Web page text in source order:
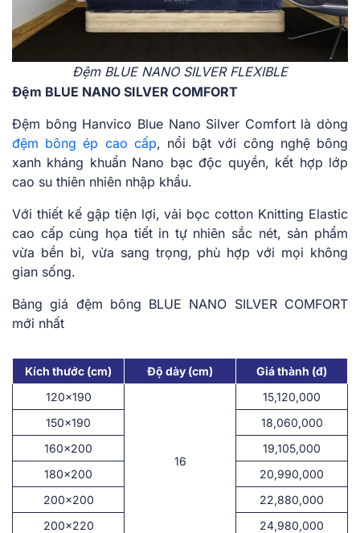
Đệm BLUE NANO SILVER FLEXIBLE
Đệm BLUE NANO SILVER COMFORT
Đệm bông Hanvico Blue Nano Silver Comfort là dòng
đệm bông ép cao cấp, nổi bật với công nghệ bông
xanh kháng khuẩn Nano bạc độc quyền, kết hợp lớp
cao su thiên nhiên nhập khẩu.
Với thiết kế gập tiện lợi, vải bọc cotton Knitting Elastic
cao cấp cùng họa tiết in tự nhiên sắc nét, sản phẩm
vừa bền bỉ, vừa sang trọng, phù hợp với mọi không
gian sống.
Bảng giá đệm bông BLUE NANO SILVER COMFORT
mới nhất
Kích thước (cm) Độ dày (cm)
Giá thành (đ)
120×190
16
15,120,000
150×190
18,060,000
160×200
19,105,000
180×200
20,990,000
200×200
22,880,000
200×220
24,980,000